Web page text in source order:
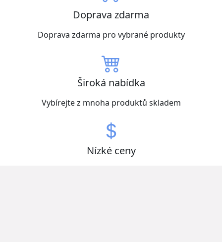
Doprava zdarma
Doprava zdarma pro vybrané produkty
Široká nabídka
Vybírejte z mnoha produktů skladem
Nízké ceny